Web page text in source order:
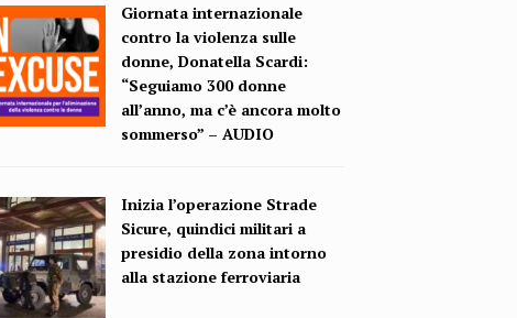
Giornata internazionale
contro la violenza sulle
donne, Donatella Scardi:
“Seguiamo 300 donne
all’anno, ma c’è ancora molto
sommerso” – AUDIO
Inizia l’operazione Strade
Sicure, quindici militari a
presidio della zona intorno
alla stazione ferroviaria